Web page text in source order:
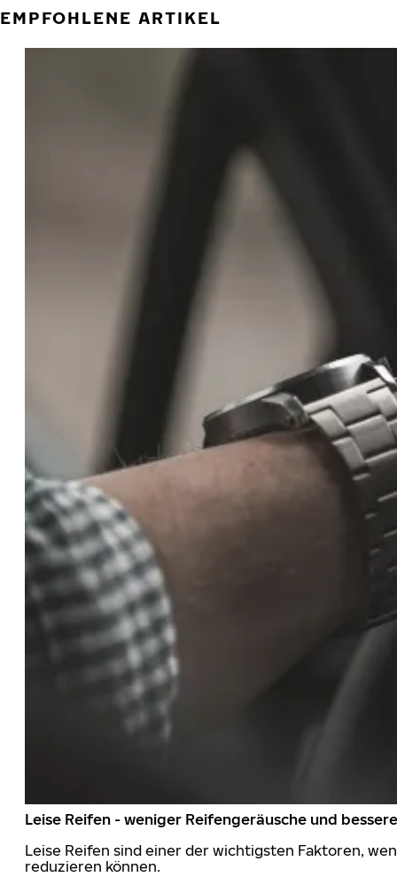
EMPFOHLENE ARTIKEL
Leise Reifen - weniger Reifengeräusche und
Leise Reifen sind einer der wichtigsten Faktoren,
reduzieren können.